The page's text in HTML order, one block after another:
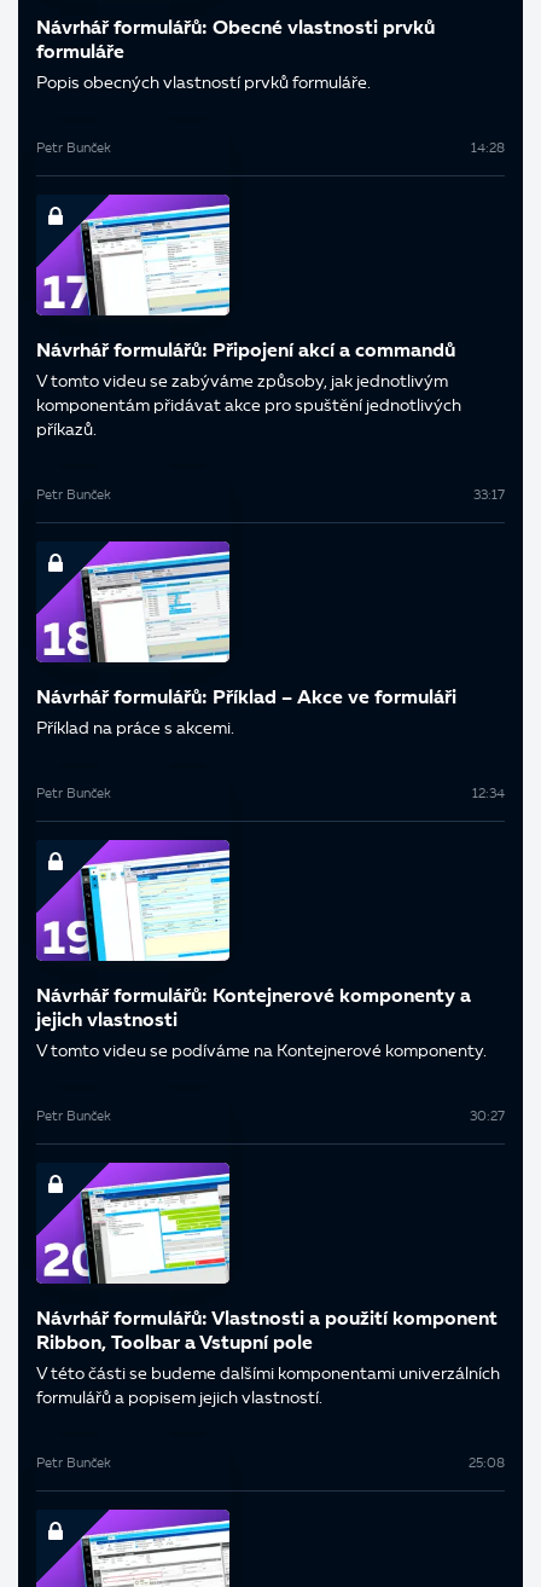
Návrhář formulářů: Obecné vlastnosti prvků
formuláře
Popis obecných vlastností prvků formuláře.
Petr Bunček 14:28
Návrhář formulářů: Připojení akcí a commandů
V tomto videu se zabýváme způsoby, jak jednotlivým
komponentám přidávat akce pro spuštění jednotlivých
příkazů.
Petr Bunček 33:17
Návrhář formulářů: Příklad – Akce ve formuláři
Příklad na práce s akcemi.
Petr Bunček 12:34
Návrhář formulářů: Kontejnerové komponenty a
jejich vlastnosti
V tomto videu se podíváme na Kontejnerové komponenty.
Petr Bunček 30:27
Návrhář formulářů: Vlastnosti a použití komponent
Ribbon, Toolbar a Vstupní pole
V této části se budeme dalšími komponentami univerzálních
formulářů a popisem jejich vlastností.
Petr Bunček 25:08